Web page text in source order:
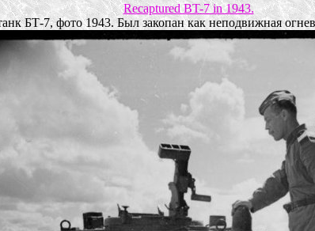
Recaptured BT-7 in 1943.
БТ-7, фото 1943. Был закопан как неподвижная